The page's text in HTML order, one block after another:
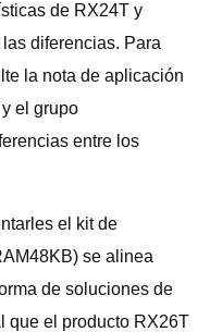
de RX24T y
diferencias. Para
la nota de aplicación
el grupo
entre los
el kit de
se alinea
de soluciones de
que el producto RX26T